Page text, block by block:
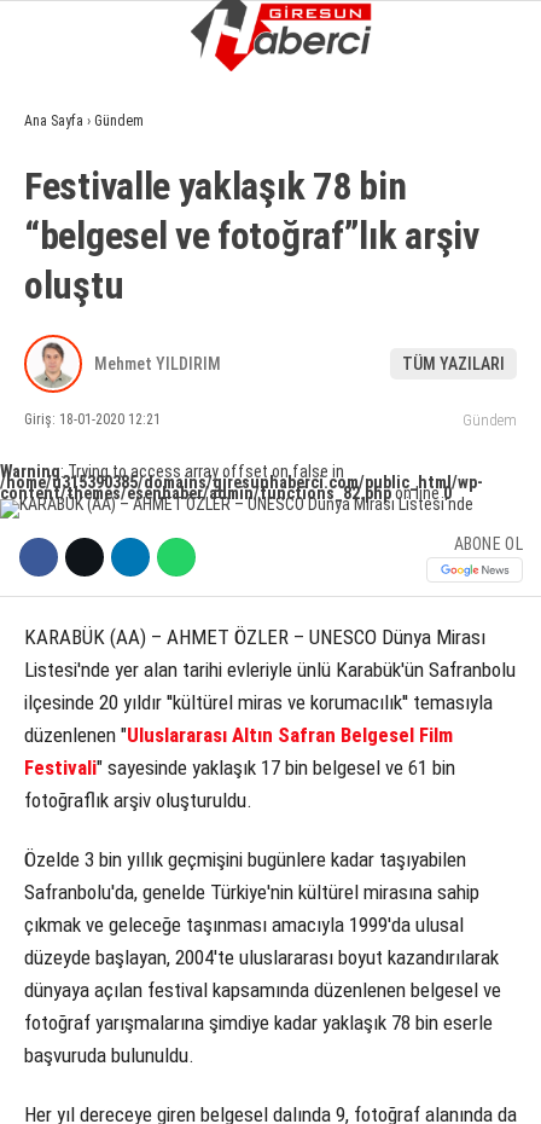
WhatsApp İhbar Hattı
Facebook
Instagram
Youtube
GÜNDEM
EKONOMI
SIYASET
ASAYIŞ
SPOR
EĞITIM
SAĞLIK
SERVISLER
Ana Sayfa › Gündem
Festivalle yaklaşık 78 bin
“belgesel ve fotoğraf”lık arşiv
oluştu
Mehmet YILDIRIM TÜM YAZILARI
Giriş: 18-01-2020 12:21 Gündem
Warning: Trying to access array offset on false in
/home/u315390385/domains/giresunhaberci.com/public_html/wp-
content/themes/esenhaber/admin/functions_82.phpon line0
ABONE OL
KARABÜK (AA) – AHMET ÖZLER – UNESCO Dünya Mirası
Listesi'nde yer alan tarihi evleriyle ünlü Karabük'ün Safranbolu
ilçesinde 20 yıldır ''kültürel miras ve korumacılık'' temasıyla
düzenlenen "Uluslararası Altın Safran Belgesel Film
Festivali" sayesinde yaklaşık 17 bin belgesel ve 61 bin
fotoğraflık arşiv oluşturuldu.
Özelde 3 bin yıllık geçmişini bugünlere kadar taşıyabilen
Safranbolu'da, genelde Türkiye'nin kültürel mirasına sahip
çıkmak ve geleceğe taşınması amacıyla 1999'da ulusal
düzeyde başlayan, 2004'te uluslararası boyut kazandırılarak
dünyaya açılan festival kapsamında düzenlenen belgesel ve
fotoğraf yarışmalarına şimdiye kadar yaklaşık 78 bin eserle
başvuruda bulunuldu.
Her yıl dereceye giren belgesel dalında 9, fotoğraf alanında da